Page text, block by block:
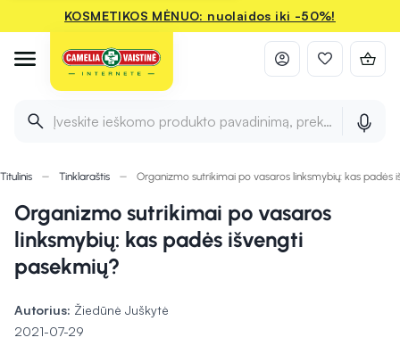
KOSMETIKOS MĖNUO: nuolaidos iki -50%!
Įveskite ieškomo produkto pavadinimą, prekės ženklą ir
Titulinis Tinklaraštis Organizmo sutrikimai po vasaros linksmybių: kas padės
Organizmo sutrikimai po vasaros
linksmybių: kas padės išvengti
pasekmių?
Autorius: Žiedūnė Juškytė
2021-07-29